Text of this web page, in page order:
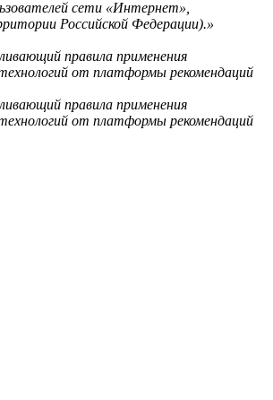
сети «Интернет»,
Российской Федерации).»
правила применения
от платформы рекомендаций
правила применения
от платформы рекомендаций